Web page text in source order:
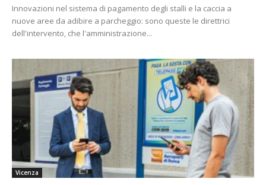
Innovazioni nel sistema di pagamento degli stalli e la caccia a
nuove aree da adibire a parcheggio: sono queste le direttrici
dell'intervento, che l'amministrazione...
Vicenza